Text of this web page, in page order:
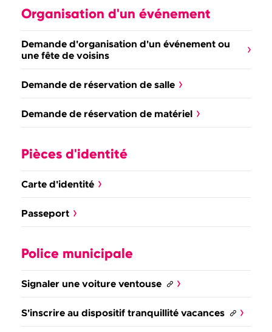
Organisation d'un événement
Demande d'organisation d'un événement ou
une fête de voisins
Demande de réservation de salle
Demande de réservation de matériel
Pièces d'identité
Carte d'identité
Passeport
Police municipale
Signaler une voiture ventouse
S'inscrire au dispositif tranquillité vacances